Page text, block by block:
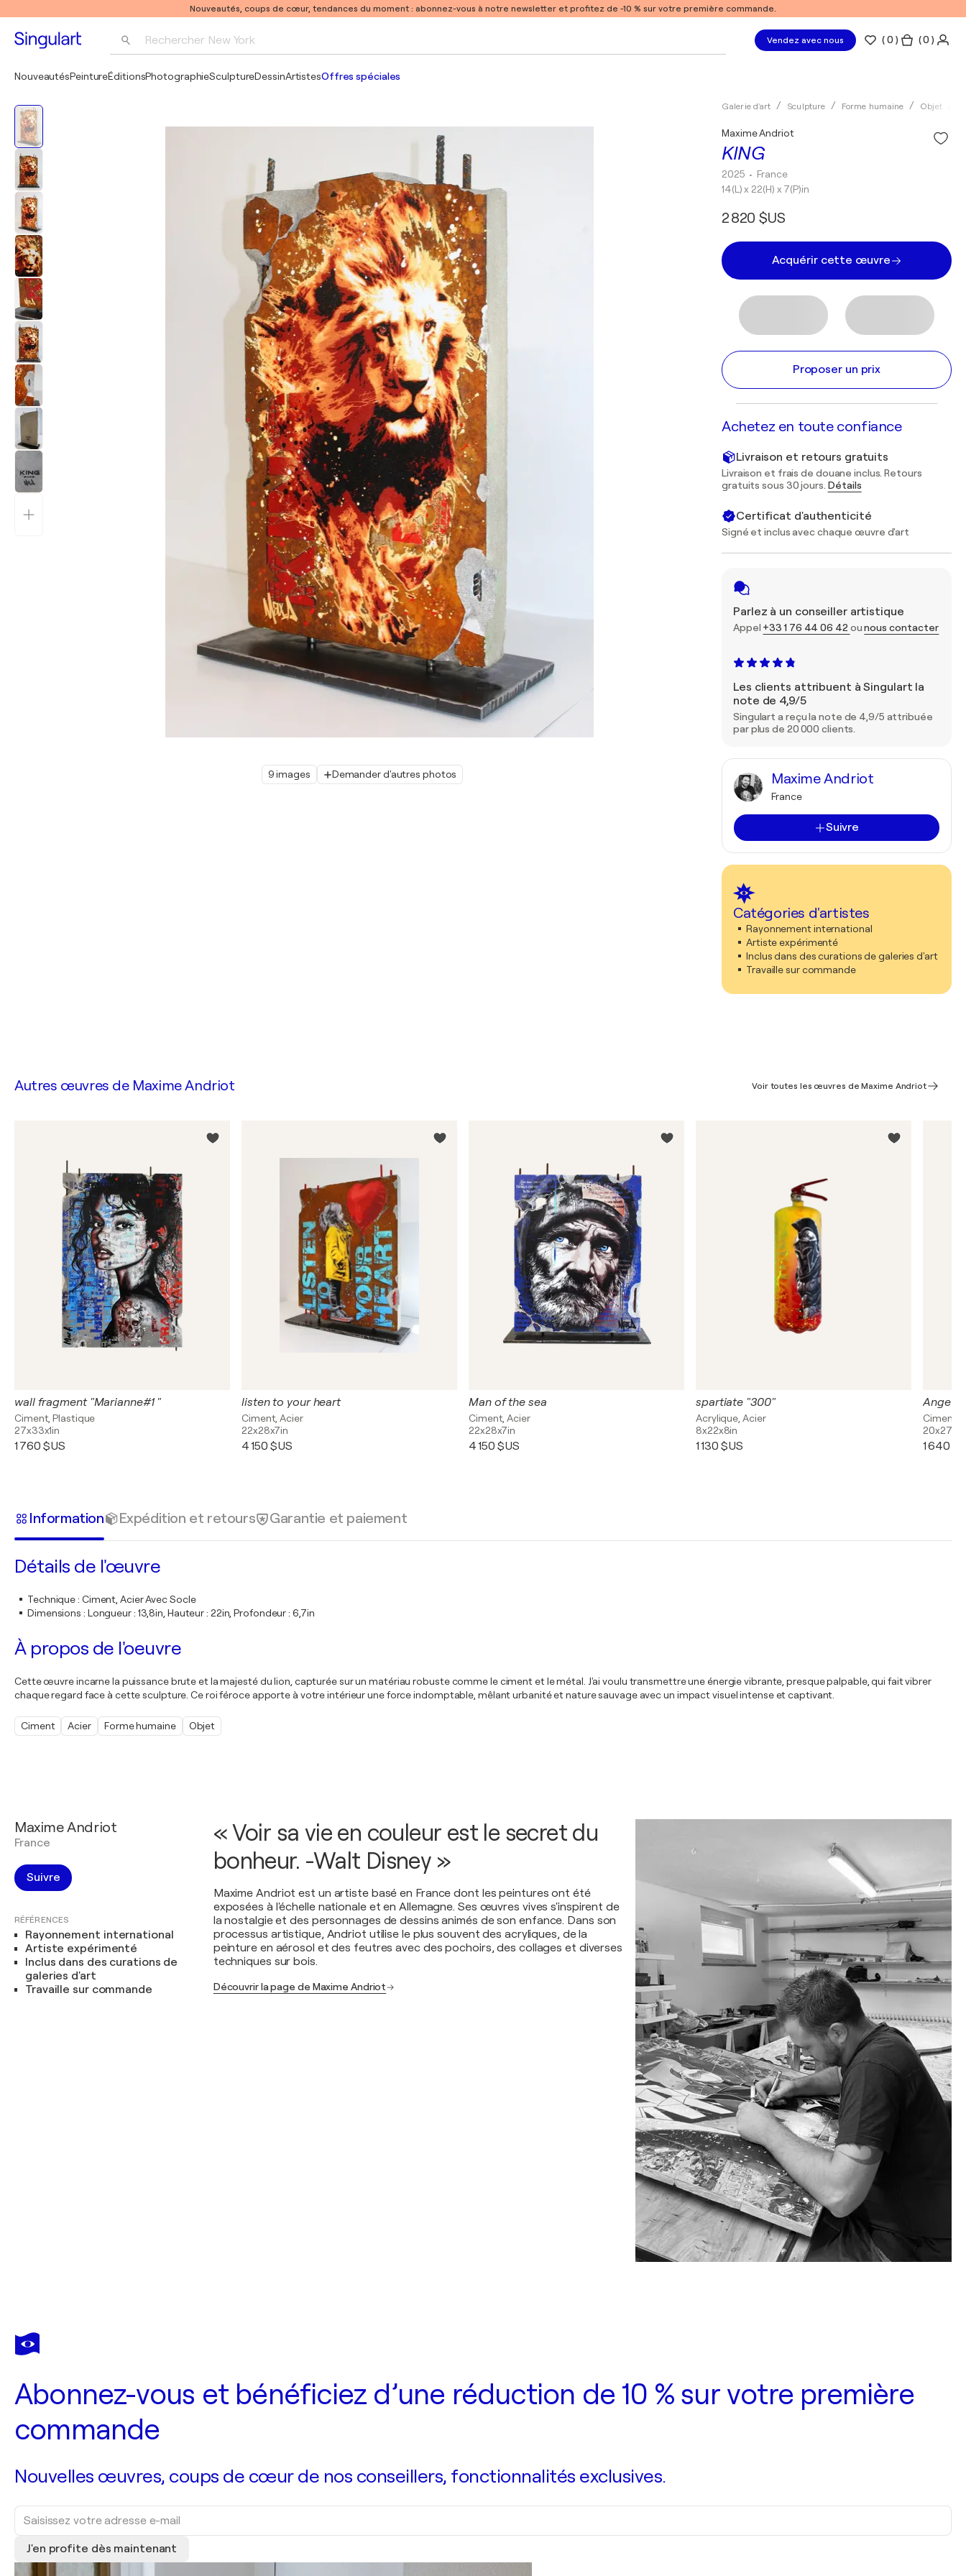
Nouveautés, coups de cœur, tendances du moment : abonnez-vous à notre newsletter et profitez de -10 % sur votre première commande.
Rechercher New York
Pablo Picasso
Vendez avec nous (0 ) ( 0 )
NouveautésPeintureÉditionsPhotographieSculptureDessinArtistesOffres spéciales
9 images Demander d'autres photos
Galerie d'art Sculpture Forme humaine Objet
KING
Maxime Andriot
2025 • France
14(L) x 22(H) x 7(P)in
2 820 $US
Acquérir cette œuvre
Proposer un prix
Achetez en toute confiance
Livraison et retours gratuits
Livraison et frais de douane inclus. Retours
gratuits sous 30 jours. Détails
Certificat d'authenticité
Signé et inclus avec chaque œuvre d'art
Parlez à un conseiller artistique
Appel +33 1 76 44 06 42 ounous contacter
Les clients attribuent à Singulart la
note de 4,9/5
Singulart a reçu la note de 4,9/5 attribuée
par plus de 20 000 clients.
Maxime Andriot
France
Suivre
Catégories d'artistes
Rayonnement international
Artiste expérimenté
Inclus dans des curations de galeries d'art
Travaille sur commande
Autres œuvres de Maxime Andriot Voir toutes les œuvres de Maxime Andriot
wall fragment "Marianne#1 "
Ciment, Plastique
27x33x1in
1 760 $US
listen to your heart
Ciment, Acier
22x28x7in
4 150 $US
Man of the sea
Ciment, Acier
22x28x7in
4 150 $US
spartiate "300"
Acrylique, Acier
8x22x8in
1 130 $US
Ange
Ciment,
1 640
Information Expédition et retours Garantie et paiement
Détails de l'œuvre
Technique: Ciment, Acier Avec Socle
Dimensions : Longueur : 13,8in, Hauteur : 22in, Profondeur : 6,7in
À propos de l'oeuvre
Cette œuvre incarne la puissance brute et la majesté du lion, capturée sur un matériau robuste comme le ciment et le métal. J'ai voulu transmettre une énergie vibrante, presque palpable, qui fait vibrer
chaque regard face à cette sculpture. Ce roi féroce apporte à votre intérieur une force indomptable, mêlant urbanité et nature sauvage avec un impact visuel intense et captivant.
Ciment Acier Forme humaine Objet
Maxime Andriot
France
Suivre
RÉFÉRENCES
Rayonnement international
Artiste expérimenté
Inclus dans des curations de
galeries d'art
Travaille sur commande
« Voir sa vie en couleur est le secret du
bonheur. -Walt Disney »
Maxime Andriot est un artiste basé en France dont les peintures ont été
exposées à l'échelle nationale et en Allemagne. Ses œuvres vives s'inspirent de
la nostalgie et des personnages de dessins animés de son enfance. Dans son
processus artistique, Andriot utilise le plus souvent des acryliques, de la
peinture en aérosol et des feutres avec des pochoirs, des collages et diverses
techniques sur bois.
Découvrir la page de Maxime Andriot
Abonnez-vous et bénéficiez d’une réduction de 10 % sur votre première
commande
Nouvelles œuvres, coups de cœur de nos conseillers, fonctionnalités exclusives.
J'en profite dès maintenant